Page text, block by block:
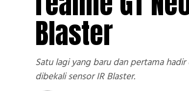
Blaster
Satu lagi yang baru dan pertama
dibekali sensor IR Blaster.